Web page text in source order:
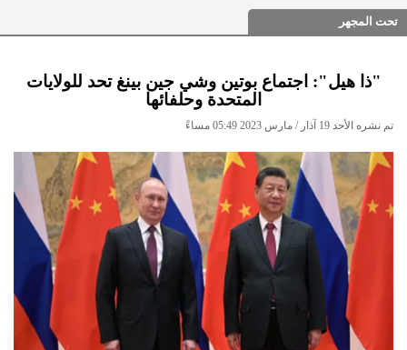
تحت المجهر
"ذا هيل": اجتماع بوتين وشي جين بينغ تحد للولايات
المتحدة وحلفائها
تم نشره الأحد 19 آذار / مارس 2023 05:49 مساءً